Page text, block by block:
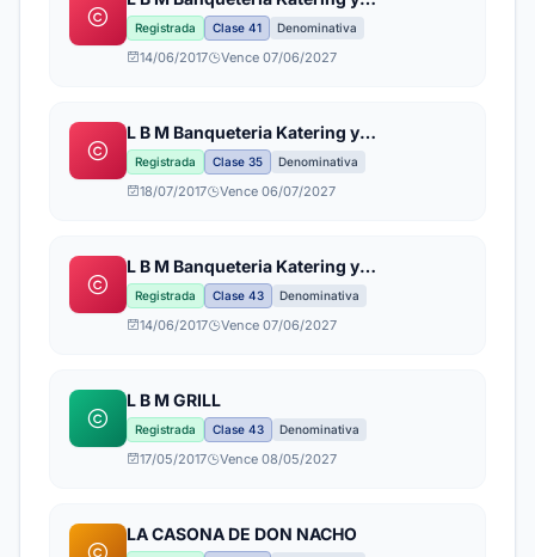
Producciones
Registrada Clase 41 Denominativa
14/06/2017 Vence 07/06/2027
L B M Banqueteria Katering y
Producciones
Registrada Clase 35 Denominativa
18/07/2017 Vence 06/07/2027
L B M Banqueteria Katering y
Producciones
Registrada Clase 43 Denominativa
14/06/2017 Vence 07/06/2027
L B M GRILL
Registrada Clase 43 Denominativa
17/05/2017 Vence 08/05/2027
LA CASONA DE DON NACHO